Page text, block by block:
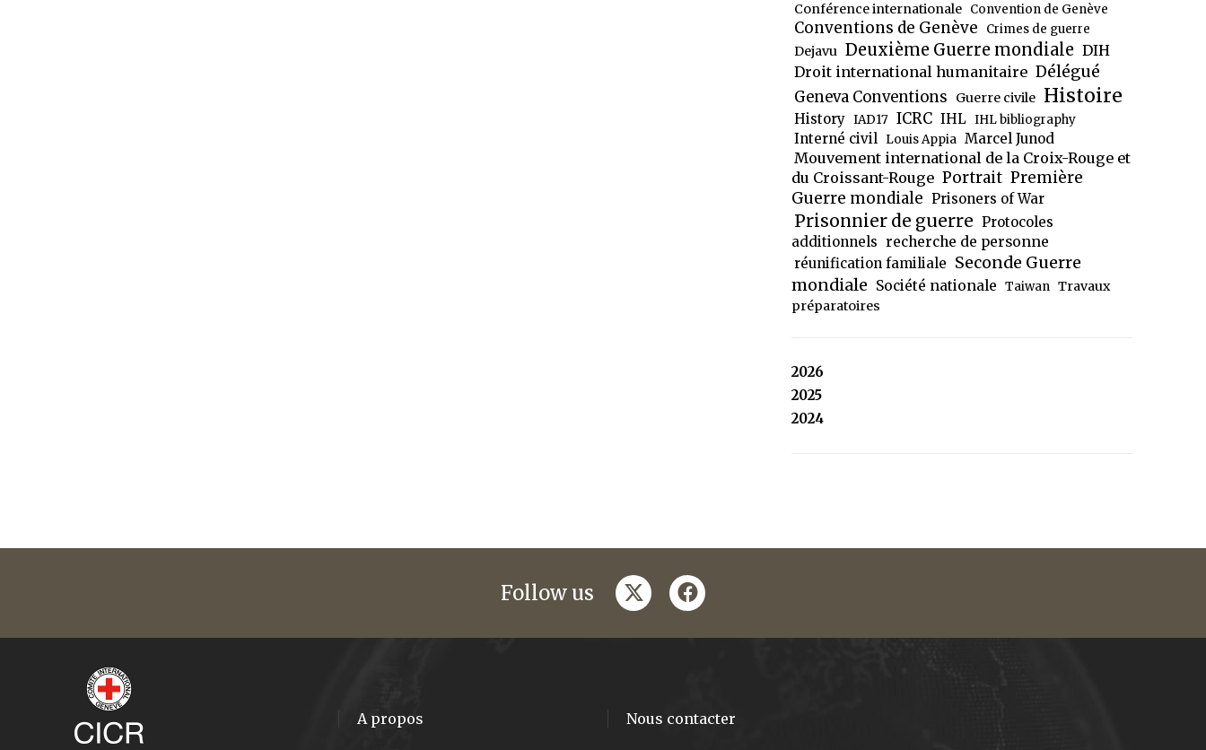
Conférence internationale Convention de Genève
Conventions de Genève Crimes de guerre
Dejavu Deuxième Guerre mondiale DIH
Droit international humanitaire Délégué
Geneva Conventions Guerre civile Histoire
History IAD17 ICRC IHL IHL bibliography
Interné civil Louis Appia Marcel Junod
Mouvement international de la Croix-Rouge et
du Croissant-Rouge Portrait Première
Guerre mondiale Prisoners of War
Prisonnier de guerre Protocoles
additionnels recherche de personne
réunification familiale Seconde Guerre
mondiale Société nationale Taiwan Travaux
préparatoires
2026
2025
2024
Follow us twitterfacebook
A propos Nous contacter